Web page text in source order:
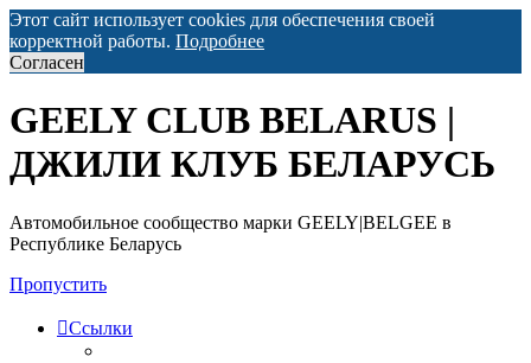
Этот сайт использует cookies для обеспечения своей
корректной работы. Подробнее
Согласен
GEELY CLUB BELARUS |
ДЖИЛИ КЛУБ БЕЛАРУСЬ
Автомобильное сообщество марки GEELY|BELGEE в
Республике Беларусь
Пропустить
Ссылки